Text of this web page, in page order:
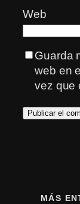
Web
Guarda
web en
vez que
MÁS